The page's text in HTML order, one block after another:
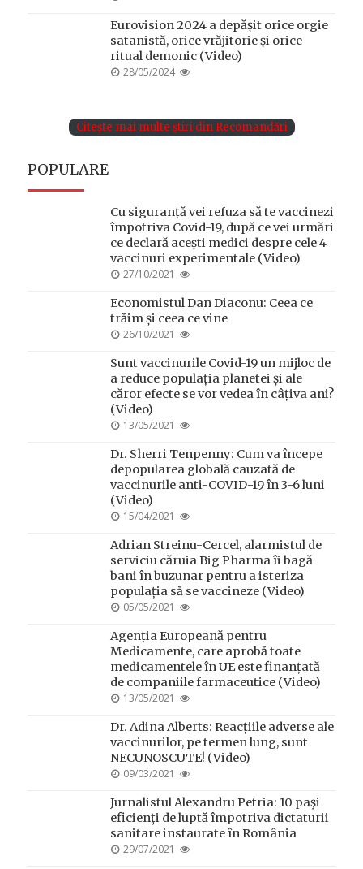
Eurovision 2024 a depășit orice orgie
satanistă, orice vrăjitorie și orice
ritual demonic (Video)
POSTED
28/05/2024
Citește mai multe știri din Recomandări
POPULARE
Cu siguranță vei refuza să te vaccinezi
împotriva Covid-19, după ce vei urmări
ce declară acești medici despre cele 4
vaccinuri experimentale (Video)
POSTED
27/10/2021
Economistul Dan Diaconu: Ceea ce
trăim și ceea ce vine
POSTED
26/10/2021
Sunt vaccinurile Covid-19 un mijloc de
a reduce populația planetei și ale
căror efecte se vor vedea în câțiva ani?
(Video)
POSTED
13/05/2021
Dr. Sherri Tenpenny: Cum va începe
depopularea globală cauzată de
vaccinurile anti-COVID-19 în 3-6 luni
(Video)
POSTED
15/04/2021
Adrian Streinu-Cercel, alarmistul de
serviciu căruia Big Pharma îi bagă
bani în buzunar pentru a isteriza
populația să se vaccineze (Video)
POSTED
05/05/2021
Agenția Europeană pentru
Medicamente, care aprobă toate
medicamentele în UE este finanțată
de companiile farmaceutice (Video)
POSTED
13/05/2021
Dr. Adina Alberts: Reacțiile adverse ale
vaccinurilor, pe termen lung, sunt
NECUNOSCUTE! (Video)
POSTED
09/03/2021
Jurnalistul Alexandru Petria: 10 paşi
eficienţi de luptă împotriva dictaturii
sanitare instaurate în România
POSTED
29/07/2021